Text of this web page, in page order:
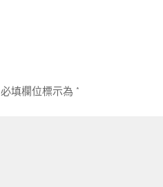
必填欄位標示為 *